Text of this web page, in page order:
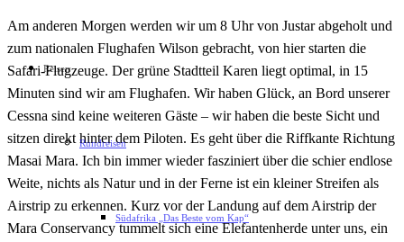
Reisen
Rundreisen
Südafrika „Das Beste vom Kap“
Am anderen Morgen werden wir um 8 Uhr von Justar abgeholt und
zum nationalen Flughafen Wilson gebracht, von hier starten die
Safari-Flugzeuge. Der grüne Stadtteil Karen liegt optimal, in 15
Minuten sind wir am Flughafen. Wir haben Glück, an Bord unserer
Cessna sind keine weiteren Gäste – wir haben die beste Sicht und
sitzen direkt hinter dem Piloten. Es geht über die Riffkante Richtung
Masai Mara. Ich bin immer wieder fasziniert über die schier endlose
Weite, nichts als Natur und in der Ferne ist ein kleiner Streifen als
Airstrip zu erkennen. Kurz vor der Landung auf dem Airstrip der
Mara Conservancy tummelt sich eine Elefantenherde unter uns, ein